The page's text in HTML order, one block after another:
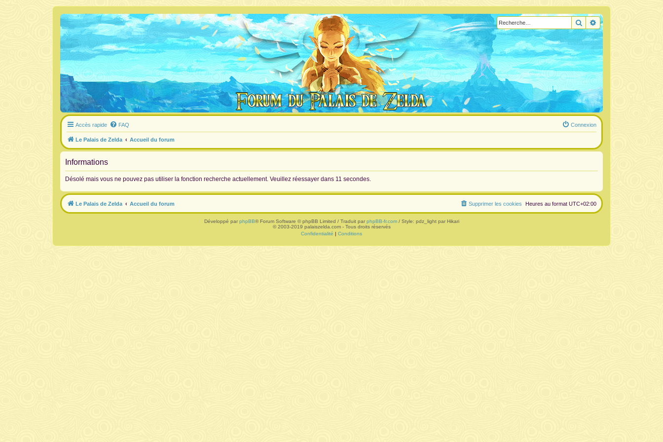
RechercherRecherche avancée
Accès rapide FAQ Connexion
Le Palais de Zelda Accueil du forum
Informations
Désolé mais vous ne pouvez pas utiliser la fonction recherche actuellement. Veuillez réessayer dans 11 secondes.
Le Palais de Zelda Accueil du forum Heures au format UTC+02:00
Supprimer les cookies
Développé par phpBB® Forum Software © phpBB Limited / Traduit par phpBB-fr.com/ Style: pdz_light par Hikari
© 2003-2019 palaiszelda.com - Tous droits réservés
Confidentialité | Conditions